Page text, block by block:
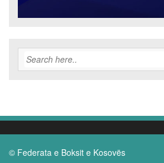
© Federata e Boksit e Kosovës